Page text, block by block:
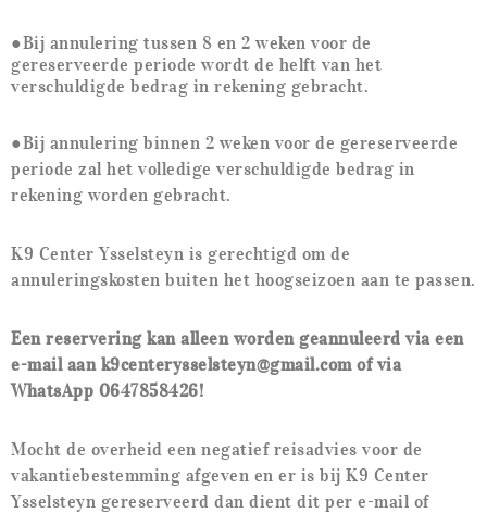
●Bij annulering tussen 8 en 2 weken voor de
gereserveerde periode wordt de helft van het
verschuldigde bedrag in rekening gebracht.
●Bij annulering binnen 2 weken voor de gereserveerde
periode zal het volledige verschuldigde bedrag in
rekening worden gebracht.
K9 Center Ysselsteyn is gerechtigd om de
annuleringskosten buiten het hoogseizoen aan te passen.
Een reservering kan alleen worden geannuleerd via een
e-mail aan k9centerysselsteyn@gmail.com of via
WhatsApp 0647858426!
Mocht de overheid een negatief reisadvies voor de
vakantiebestemming afgeven en er is bij K9 Center
Ysselsteyn gereserveerd dan dient dit per e-mail of